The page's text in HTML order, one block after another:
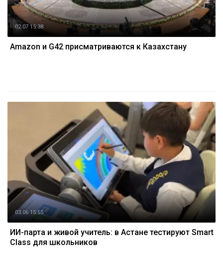
02.07 15:38
Amazon и G42 присматриваются к Казахстану
03.06 15:55
ИИ-парта и живой учитель: в Астане тестируют Smart
Class для школьников